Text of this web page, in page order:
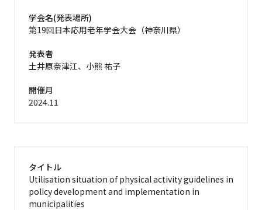
学会名(発表場所)
第19回日本応用老年学会大会（神奈川県）
発表者
土井原奈津江、小熊 祐子
開催月
2024.11
タイトル
Utilisation situation of physical activity guidelines in
policy development and implementation in
municipalities